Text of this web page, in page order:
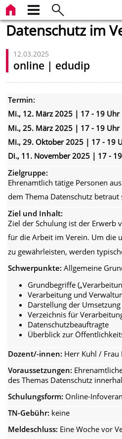
Datenschutz im
12.03.2025
online | edudip
Termin:
Mi., 12. März 2025 | 17 - 19 Uhr
Mi., 25. März 2025 | 17 - 19 Uhr
Mi., 29. Oktober 2025 | 17 - 19
Di., 11. November 2025 | 17 -
Zielgruppe:
Ehrenamtlich tätige Personen
dem Thema Datenschutz
Ziel und Inhalt:
Ziel der Schulung ist der Erwerb
für die Arbeit im Verein. Um die
zu gewährleisten, werden
Schwerpunkte: Allgemeine
Grundbegriffe
Verarbeitung und
Darstellung der
Verzeichnis für
Datenschutzbeauftragte
Überblick zur
Dozent/-innen: Herr Kuhl / Frau
Voraussetzungen:
des Themas Datenschutz
Schulungsform: Online-
TN-Gebühr: keine
Meldeschluss: Eine Woche vor